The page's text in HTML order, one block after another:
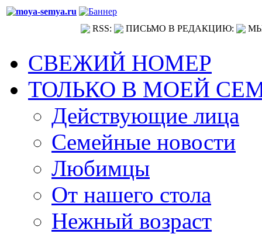
RSS: ПИСЬМО В РЕДАКЦИЮ:
СВЕЖИЙ НОМЕР
ТОЛЬКО В МОЕЙ
Действующие лица
Семейные новости
Любимцы
От нашего стола
Нежный возраст